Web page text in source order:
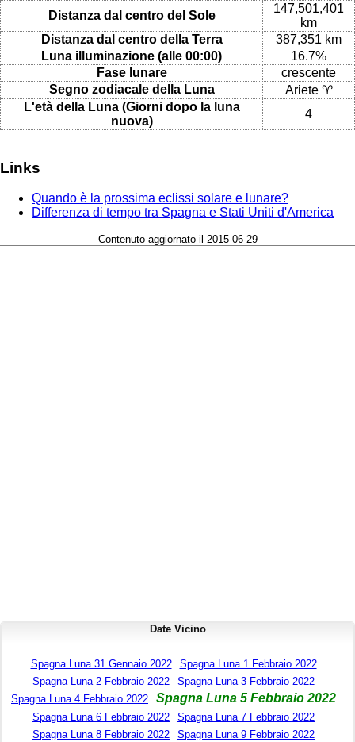
Distanza dal centro del Sole
147,501,401
km
Distanza dal centro della Terra
387,351 km
Luna illuminazione (alle 00:00)
16.7%
Fase lunare
crescente
Segno zodiacale della Luna
Ariete ♈
L'età della Luna (Giorni dopo la luna
nuova)
4
Links
Quando è la prossima eclissi solare e lunare?
Differenza di tempo tra Spagna e Stati Uniti d'America
Contenuto aggiornato il 2015-06-29
Date Vicino
Spagna Luna 31 Gennaio 2022
Spagna Luna 1 Febbraio 2022
Spagna Luna 2 Febbraio 2022
Spagna Luna 3 Febbraio 2022
Spagna Luna 4 Febbraio 2022
Spagna Luna 5 Febbraio 2022
Spagna Luna 6 Febbraio 2022
Spagna Luna 7 Febbraio 2022
Spagna Luna 8 Febbraio 2022
Spagna Luna 9 Febbraio 2022